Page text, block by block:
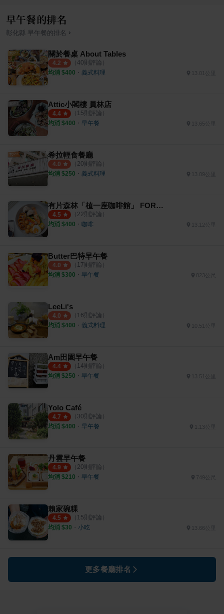
早午餐的排名
彰化縣 早午餐的排名 ›
關於餐桌 About Tables
4.2 （ 40則評論）
均消 $400 ・ 義式料理
Attic小閣樓 員林店
4.4 （ 15則評論）
均消 $400 ・ 早午餐 13.65公里
希拉輕食餐廳
4.0 （ 20則評論）
均消 $250 ・ 義式料理
有片森林「植一座咖啡館」 FOREST ROASTING
4.5 （ 22則評論）
均消 $400 ・ 咖啡
Butter巴特早午餐
4.0 （ 17則評論）
均消 $300 ・ 早午餐
LeeLi's
4.0 （ 16則評論）
均消 $400 ・ 義式料理 10.51公里
Am田園早午餐
4.4 （ 14則評論）
均消 $250 ・ 早午餐 13.51公里
Yolo Café
4.7 （ 30則評論）
均消 $400 ・ 早午餐
丹雲早午餐
4.9 （ 20則評論）
均消 $210 ・ 早午餐 749公尺
賴家碗粿
4.5 （ 15則評論）
均消 $30 ・ 小吃
更多餐廳排名